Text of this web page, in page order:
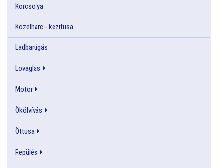
Korcsolya
Közelharc - kézitusa
Ladbarúgás
Lovaglás
Motor
Ökölvívás
Öttusa
Repülés